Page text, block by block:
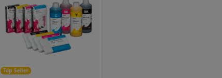
Top Seller